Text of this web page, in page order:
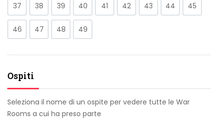
37 38 39 40 41 42 43 44 45
46 47 48 49
Ospiti
Seleziona il nome di un ospite per vedere tutte le War
Rooms a cui ha preso parte